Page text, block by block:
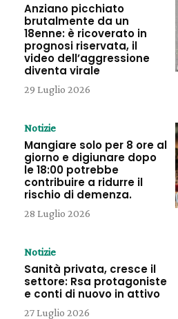
Anziano picchiato
brutalmente da un
18enne: è ricoverato in
prognosi riservata, il
video dell’aggressione
diventa virale
29 Luglio 2026
Notizie
Mangiare solo per 8 ore al
giorno e digiunare dopo
le 18:00 potrebbe
contribuire a ridurre il
rischio di demenza.
28 Luglio 2026
Notizie
Sanità privata, cresce il
settore: Rsa protagoniste
e conti di nuovo in attivo
27 Luglio 2026